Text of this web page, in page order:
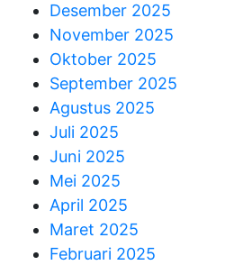
Desember 2025
November 2025
Oktober 2025
September 2025
Agustus 2025
Juli 2025
Juni 2025
Mei 2025
April 2025
Maret 2025
Februari 2025